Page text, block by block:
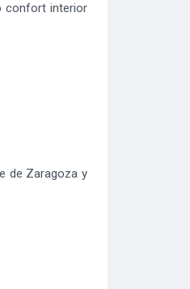
confort interior
de Zaragoza y